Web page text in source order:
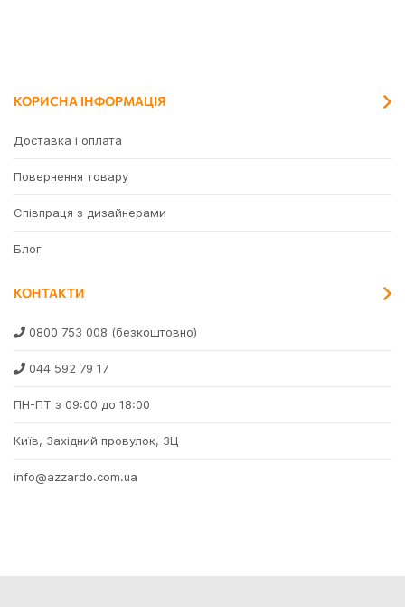
КОРИСНА ІНФОРМАЦІЯ
Доставка і оплата
Повернення товару
Співпраця з дизайнерами
Блог
КОНТАКТИ
0800 753 008 (безкоштовно)
044 592 79 17
ПН-ПТ з 09:00 до 18:00
Київ, Західний провулок, 3Ц
info@azzardo.com.ua